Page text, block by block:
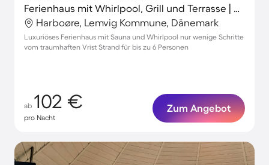
Ferienhaus mit Whirlpool, Grill und Terrasse | Hunde erlaubt
Harboøre, Lemvig Kommune, Dänemark
Luxuriöses Ferienhaus mit Sauna und Whirlpool nur wenige Schritte
vom traumhaften Vrist Strand für bis zu 6 Personen
ab 102 €
pro Nacht
Zum Angebot